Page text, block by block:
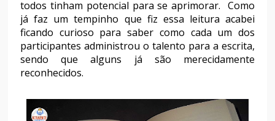
todos tinham potencial para se aprimorar. Como
já faz um tempinho que fiz essa leitura acabei
ficando curioso para saber como cada um dos
participantes administrou o talento para a escrita,
sendo que alguns já são merecidamente
reconhecidos.